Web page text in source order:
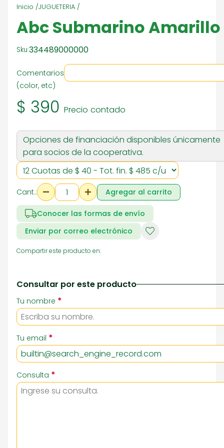
Inicio /JUGUETERIA /
Abc Submarino Amarillo
Sku:334489000000
Comentarios
(color, etc)
$ 390 Precio contado
Opciones de financiación disponibles únicamente
para socios de la cooperativa.
Cant.: Agregar al carrito
Conocer las formas de envío
Enviar por correo electrónico
Compartir este producto en:
Consultar por este producto
Tu nombre *
Tu email *
Consulta *